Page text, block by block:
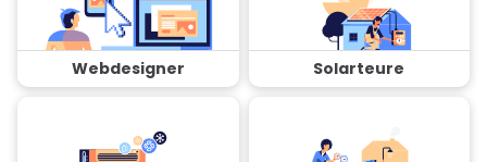
Webdesigner Solarteure